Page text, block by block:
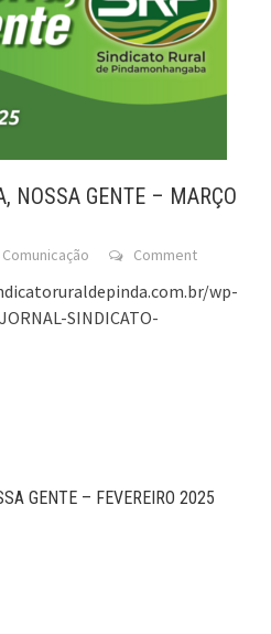
NOSSA GENTE – MARÇO
Comment
wp-
SINDICATO-
GENTE – FEVEREIRO 2025